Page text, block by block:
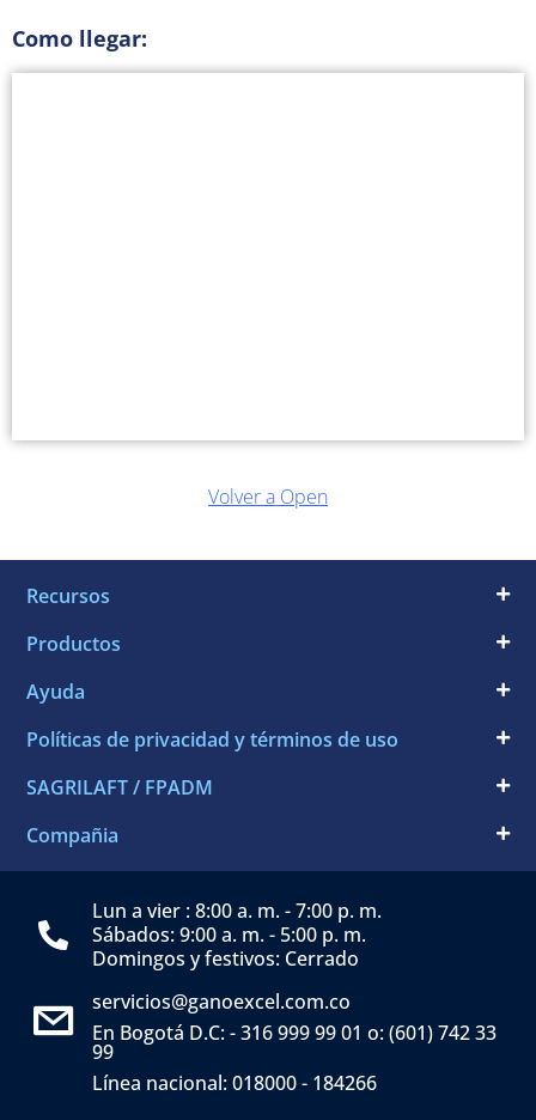
Como llegar:
Volver a Open
Recursos
Productos
Ayuda
Políticas de privacidad y términos de uso
SAGRILAFT / FPADM
Compañia
Lun a vier : 8:00 a. m. - 7:00 p. m.
Sábados: 9:00 a. m. - 5:00 p. m.
Domingos y festivos: Cerrado
servicios@ganoexcel.com.co
En Bogotá D.C: - 316 999 99 01 o: (601) 742 33
99
Línea nacional: 018000 - 184266